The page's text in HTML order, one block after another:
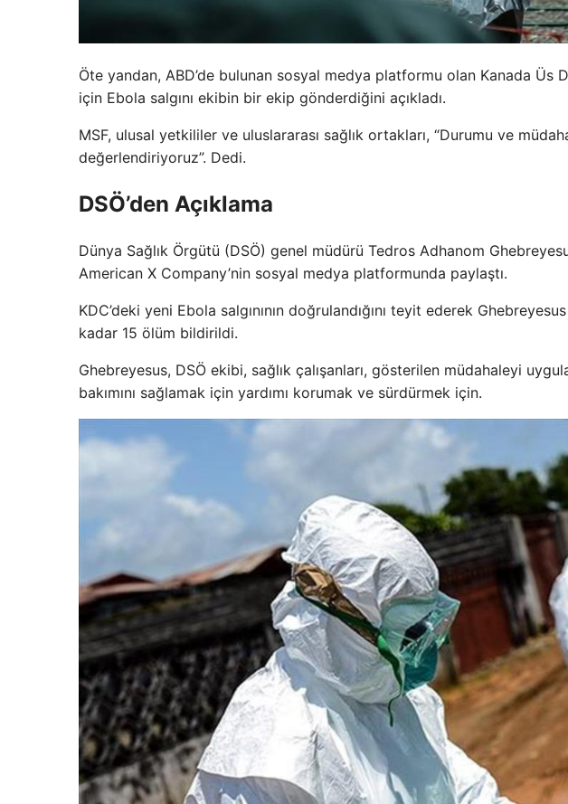
Öte yandan, ABD’de bulunan sosyal medya platformu olan Kanada Üs
için Ebola salgını ekibin bir ekip gönderdiğini açıkladı.
MSF, ulusal yetkililer ve uluslararası sağlık ortakları, “Durumu ve
değerlendiriyoruz”. Dedi.
DSÖ’den Açıklama
Dünya Sağlık Örgütü (DSÖ) genel müdürü Tedros Adhanom
American X Company’nin sosyal medya platformunda paylaştı.
KDC’deki yeni Ebola salgınının doğrulandığını teyit ederek
kadar 15 ölüm bildirildi.
Ghebreyesus, DSÖ ekibi, sağlık çalışanları, gösterilen müdahaleyi
bakımını sağlamak için yardımı korumak ve sürdürmek için.